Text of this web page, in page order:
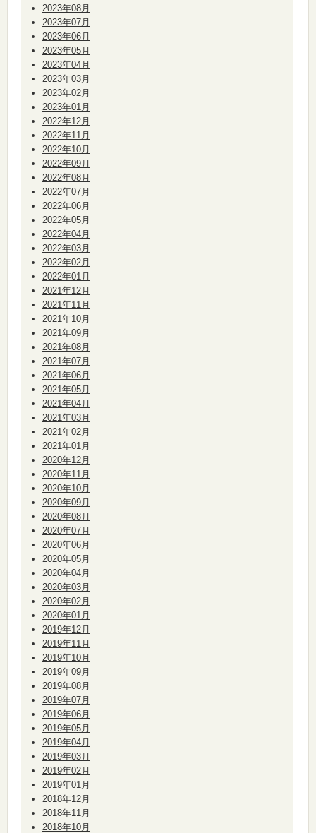
2023年08月
2023年07月
2023年06月
2023年05月
2023年04月
2023年03月
2023年02月
2023年01月
2022年12月
2022年11月
2022年10月
2022年09月
2022年08月
2022年07月
2022年06月
2022年05月
2022年04月
2022年03月
2022年02月
2022年01月
2021年12月
2021年11月
2021年10月
2021年09月
2021年08月
2021年07月
2021年06月
2021年05月
2021年04月
2021年03月
2021年02月
2021年01月
2020年12月
2020年11月
2020年10月
2020年09月
2020年08月
2020年07月
2020年06月
2020年05月
2020年04月
2020年03月
2020年02月
2020年01月
2019年12月
2019年11月
2019年10月
2019年09月
2019年08月
2019年07月
2019年06月
2019年05月
2019年04月
2019年03月
2019年02月
2019年01月
2018年12月
2018年11月
2018年10月